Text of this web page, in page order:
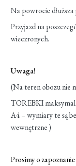
Na powrocie dłuższa
Przyjazd na
wieczronych.
Uwaga!
(Na teren obozu nie
TOREBKI
A4 – wymiary te są
wewnętrzne )
Prosimy o